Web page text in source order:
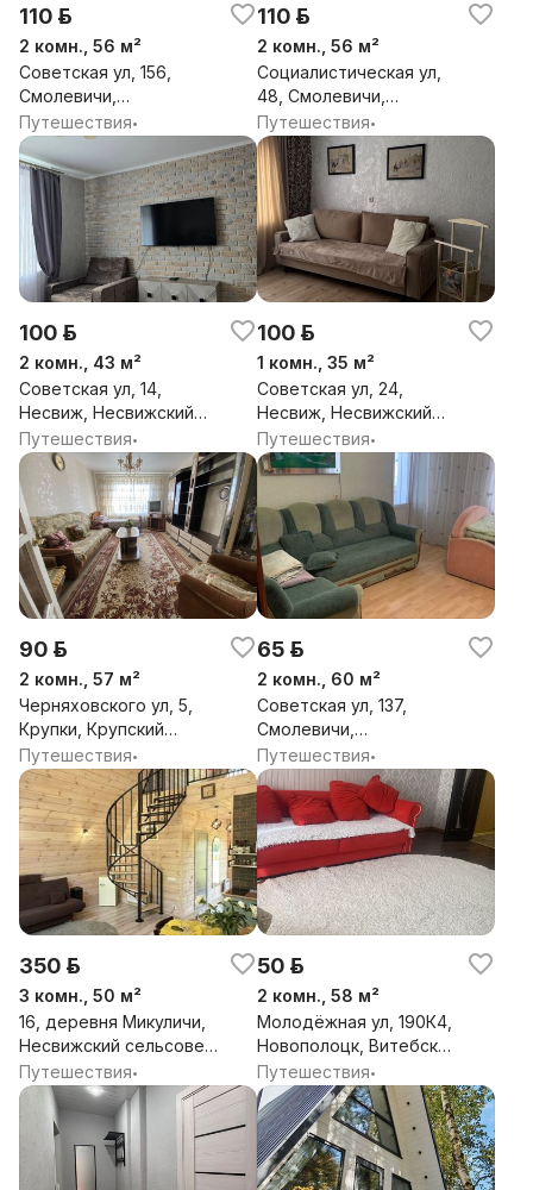
110 р.
2 комн., 56 м²
Советская ул, 156,
Смолевичи,
Смолевичский район,
Минская обл.
Путешествия•
110 р.
2 комн., 56 м²
Социалистическая ул,
48, Смолевичи,
Смолевичский район,
Минская обл.
Путешествия•
100 р.
2 комн., 43 м²
Советская ул, 14,
Несвиж, Несвижский
район, Минская обл.
Путешествия•
100 р.
1 комн., 35 м²
Советская ул, 24,
Несвиж, Несвижский
район, Минская обл.
Путешествия•
90 р.
2 комн., 57 м²
Черняховского ул, 5,
Крупки, Крупский
район, Минская обл.
Путешествия•
65 р.
2 комн., 60 м²
Советская ул, 137,
Смолевичи,
Смолевичский район,
Минская обл.
Путешествия•
350 р.
3 комн., 50 м²
16, деревня Микуличи,
Несвижский сельсовет,
Несвижский район,
Минская обл.
Путешествия•
50 р.
2 комн., 58 м²
Молодёжная ул, 190К4,
Новополоцк, Витебская
обл.
Путешествия•